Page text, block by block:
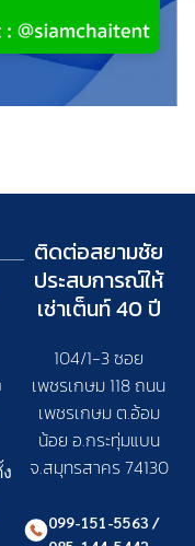
ติดต่อสยามชัย
ประสบการณ์ให้
เช่าเต็นท์ 40 ปี
104/1-3 ซอย
เพชรเกษม 118 ถนน
เพชรเกษม ต.อ้อม
น้อย อ.กระทุ่มแบน
จ.สมุทรสาคร 74130
099-151-5563 /